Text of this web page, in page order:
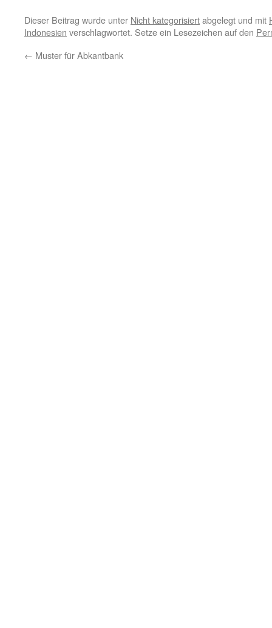
Dieser Beitrag wurde unter Nicht kategorisiertabgelegt und mit
Indonesien verschlagwortet. Setze ein Lesezeichen auf den
← Muster für Abkantbank